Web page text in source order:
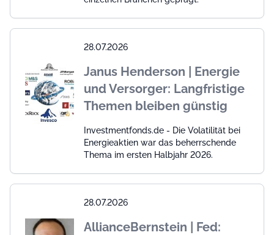
28.07.2026
Janus Henderson | Energie
und Versorger: Langfristige
Themen bleiben günstig
Investmentfonds.de - Die Volatilität bei
Energieaktien war das beherrschende
Thema im ersten Halbjahr 2026.
28.07.2026
AllianceBernstein | Fed: